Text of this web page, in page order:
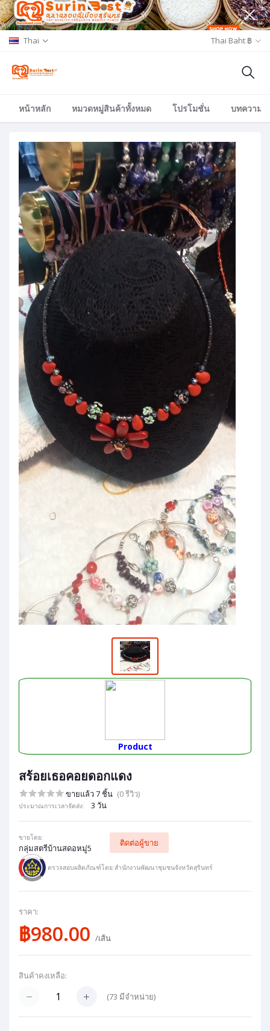
Thai Thai Baht ฿
หน้าหลัก หมวดหมู่สินค้าทั้งหมด โปรโมชั่น บทความ/
Product
สร้อยเธอคอยดอกแดง
ขายแล้ว 7 ชิ้น (0 รีวิว)
ประมาณการเวลาจัดส่ง: 3 วัน
ขายโดย:
กลุ่มสตรีบ้านสดอหมู่5
ติดต่อผู้ขาย
ตรวจสอบผลิตภัณฑ์โดย:สำนักงานพัฒนาชุมชนจังหวัดสุรินทร์
ราคา:
฿980.00 /เส้น
สินค้าคงเหลือ:
(73 มีจำหน่าย)